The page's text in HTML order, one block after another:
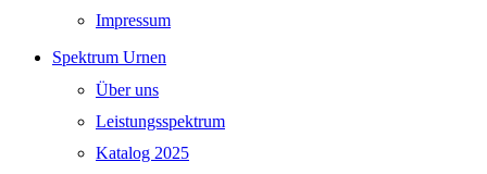
Impressum
Spektrum Urnen
Über uns
Leistungsspektrum
Katalog 2025